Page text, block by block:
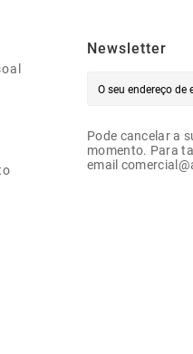
Newsletter
Pode cancelar a
momento. Para
email